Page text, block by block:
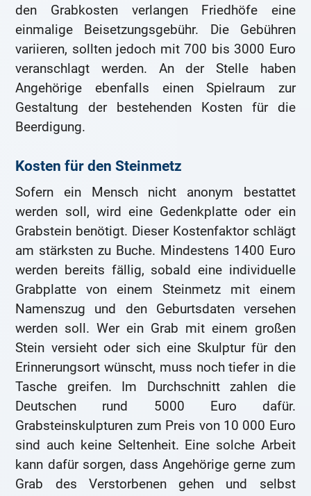
den Grabkosten verlangen Friedhöfe eine
einmalige Beisetzungsgebühr. Die Gebühren
variieren, sollten jedoch mit 700 bis 3000 Euro
veranschlagt werden. An der Stelle haben
Angehörige ebenfalls einen Spielraum zur
Gestaltung der bestehenden Kosten für die
Beerdigung.
Kosten für den Steinmetz
Sofern ein Mensch nicht anonym bestattet
werden soll, wird eine Gedenkplatte oder ein
Grabstein benötigt. Dieser Kostenfaktor schlägt
am stärksten zu Buche. Mindestens 1400 Euro
werden bereits fällig, sobald eine individuelle
Grabplatte von einem Steinmetz mit einem
Namenszug und den Geburtsdaten versehen
werden soll. Wer ein Grab mit einem großen
Stein versieht oder sich eine Skulptur für den
Erinnerungsort wünscht, muss noch tiefer in die
Tasche greifen. Im Durchschnitt zahlen die
Deutschen rund 5000 Euro dafür.
Grabsteinskulpturen zum Preis von 10 000 Euro
sind auch keine Seltenheit. Eine solche Arbeit
kann dafür sorgen, dass Angehörige gerne zum
Grab des Verstorbenen gehen und selbst